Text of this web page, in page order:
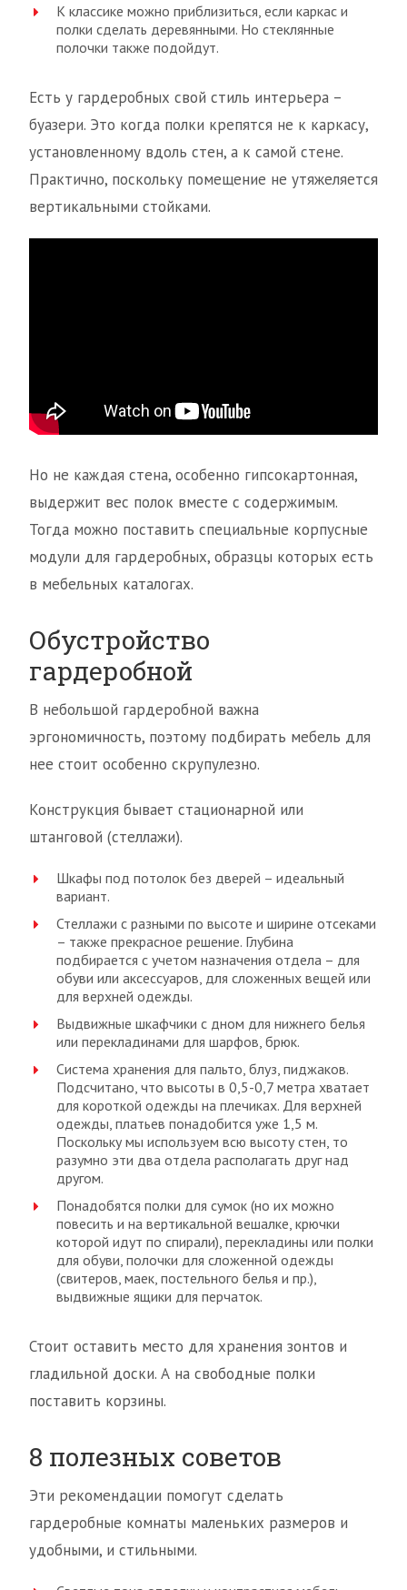
К классике можно приблизиться, если каркас и
полки сделать деревянными. Но стеклянные
полочки также подойдут.
Есть у гардеробных свой стиль интерьера –
буазери. Это когда полки крепятся не к каркасу,
установленному вдоль стен, а к самой стене.
Практично, поскольку помещение не утяжеляется
вертикальными стойками.
Но не каждая стена, особенно гипсокартонная,
выдержит вес полок вместе с содержимым.
Тогда можно поставить специальные корпусные
модули для гардеробных, образцы которых есть
в мебельных каталогах.
Обустройство
гардеробной
В небольшой гардеробной важна
эргономичность, поэтому подбирать мебель для
нее стоит особенно скрупулезно.
Конструкция бывает стационарной или
штанговой (стеллажи).
Шкафы под потолок без дверей – идеальный
вариант.
Стеллажи с разными по высоте и ширине отсеками
– также прекрасное решение. Глубина
подбирается с учетом назначения отдела – для
обуви или аксессуаров, для сложенных вещей или
для верхней одежды.
Выдвижные шкафчики с дном для нижнего белья
или перекладинами для шарфов, брюк.
Система хранения для пальто, блуз, пиджаков.
Подсчитано, что высоты в 0,5-0,7 метра хватает
для короткой одежды на плечиках. Для верхней
одежды, платьев понадобится уже 1,5 м.
Поскольку мы используем всю высоту стен, то
разумно эти два отдела располагать друг над
другом.
Понадобятся полки для сумок (но их можно
повесить и на вертикальной вешалке, крючки
которой идут по спирали), перекладины или полки
для обуви, полочки для сложенной одежды
(свитеров, маек, постельного белья и пр.),
выдвижные ящики для перчаток.
Стоит оставить место для хранения зонтов и
гладильной доски. А на свободные полки
поставить корзины.
8 полезных советов
Эти рекомендации помогут сделать
гардеробные комнаты маленьких размеров и
удобными, и стильными.